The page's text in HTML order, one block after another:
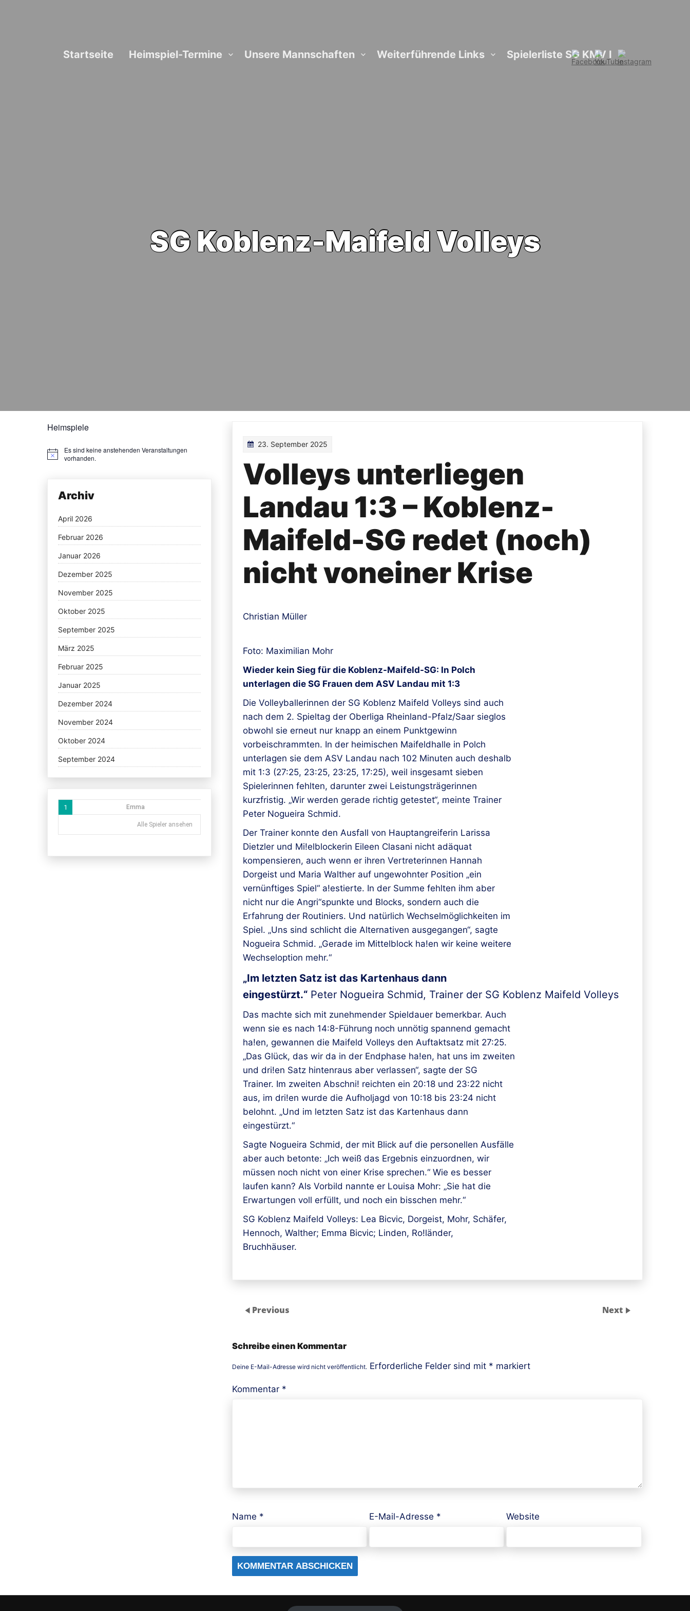
Startseite Heimspiel-Termine Unsere Mannschaften Weiterführende Links Spielerliste SG KMV I
SG Koblenz-Maifeld Volleys
23. September 2025
Volleys unterliegen
Landau 1:3 – Koblenz-
Maifeld-SG redet (noch)
nicht voneiner Krise
Christian Müller
Foto: Maximilian Mohr
Wieder kein Sieg für die Koblenz-Maifeld-SG: In Polch
unterlagen die SG Frauen dem ASV Landau mit 1:3
Die Volleyballerinnen der SG Koblenz Maifeld Volleys sind auch
nach dem 2. Spieltag der Oberliga Rheinland-Pfalz/Saar sieglos
obwohl sie erneut nur knapp an einem Punktgewinn
vorbeischrammten. In der heimischen Maifeldhalle in Polch
unterlagen sie dem ASV Landau nach 102 Minuten auch deshalb
mit 1:3 (27:25, 23:25, 23:25, 17:25), weil insgesamt sieben
Spielerinnen fehlten, darunter zwei Leistungsträgerinnen
kurzfristig. „Wir werden gerade richtig getestet“, meinte Trainer
Peter Nogueira Schmid.
Der Trainer konnte den Ausfall von Hauptangreiferin Larissa
Dietzler und Mi!elblockerin Eileen Clasani nicht adäquat
kompensieren, auch wenn er ihren Vertreterinnen Hannah
Dorgeist und Maria Walther auf ungewohnter Position „ein
vernünftiges Spiel“ a!estierte. In der Summe fehlten ihm aber
nicht nur die Angri“spunkte und Blocks, sondern auch die
Erfahrung der Routiniers. Und natürlich Wechselmöglichkeiten im
Spiel. „Uns sind schlicht die Alternativen ausgegangen“, sagte
Nogueira Schmid. „Gerade im Mittelblock ha!en wir keine weitere
Wechseloption mehr.“
„Im letzten Satz ist das Kartenhaus dann
eingestürzt.“ Peter Nogueira Schmid, Trainer der SG Koblenz Maifeld Volleys
Das machte sich mit zunehmender Spieldauer bemerkbar. Auch
wenn sie es nach 14:8-Führung noch unnötig spannend gemacht
ha!en, gewannen die Maifeld Volleys den Auftaktsatz mit 27:25.
„Das Glück, das wir da in der Endphase ha!en, hat uns im zweiten
und dri!en Satz hintenraus aber verlassen“, sagte der SG
Trainer. Im zweiten Abschni! reichten ein 20:18 und 23:22 nicht
aus, im dri!en wurde die Aufholjagd von 10:18 bis 23:24 nicht
belohnt. „Und im letzten Satz ist das Kartenhaus dann
eingestürzt.“
Sagte Nogueira Schmid, der mit Blick auf die personellen Ausfälle
aber auch betonte: „Ich weiß das Ergebnis einzuordnen, wir
müssen noch nicht von einer Krise sprechen.“ Wie es besser
laufen kann? Als Vorbild nannte er Louisa Mohr: „Sie hat die
Erwartungen voll erfüllt, und noch ein bisschen mehr.“
SG Koblenz Maifeld Volleys: Lea Bicvic, Dorgeist, Mohr, Schäfer,
Hennoch, Walther; Emma Bicvic; Linden, Ro!länder,
Bruchhäuser.
Previous Next
Schreibe einen Kommentar
Deine E-Mail-Adresse wird nicht veröffentlicht. Erforderliche Felder sind mit * markiert
Kommentar *
Name * E-Mail-Adresse * Website
Heimspiele
Hinweis
Es sind keine anstehenden Veranstaltungen
vorhanden.
Archiv
April 2026
Februar 2026
Januar 2026
Dezember 2025
November 2025
Oktober 2025
September 2025
März 2025
Februar 2025
Januar 2025
Dezember 2024
November 2024
Oktober 2024
September 2024
1 Emma
Alle Spieler ansehen